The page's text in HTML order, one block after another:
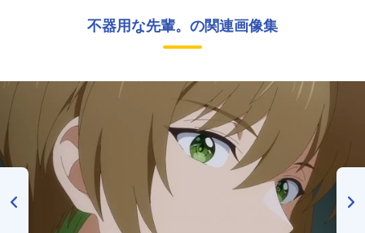
不器用な先輩。の関連画像集